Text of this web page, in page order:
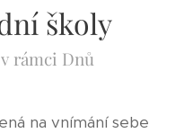
školy
rámci Dnů
na vnímání sebe